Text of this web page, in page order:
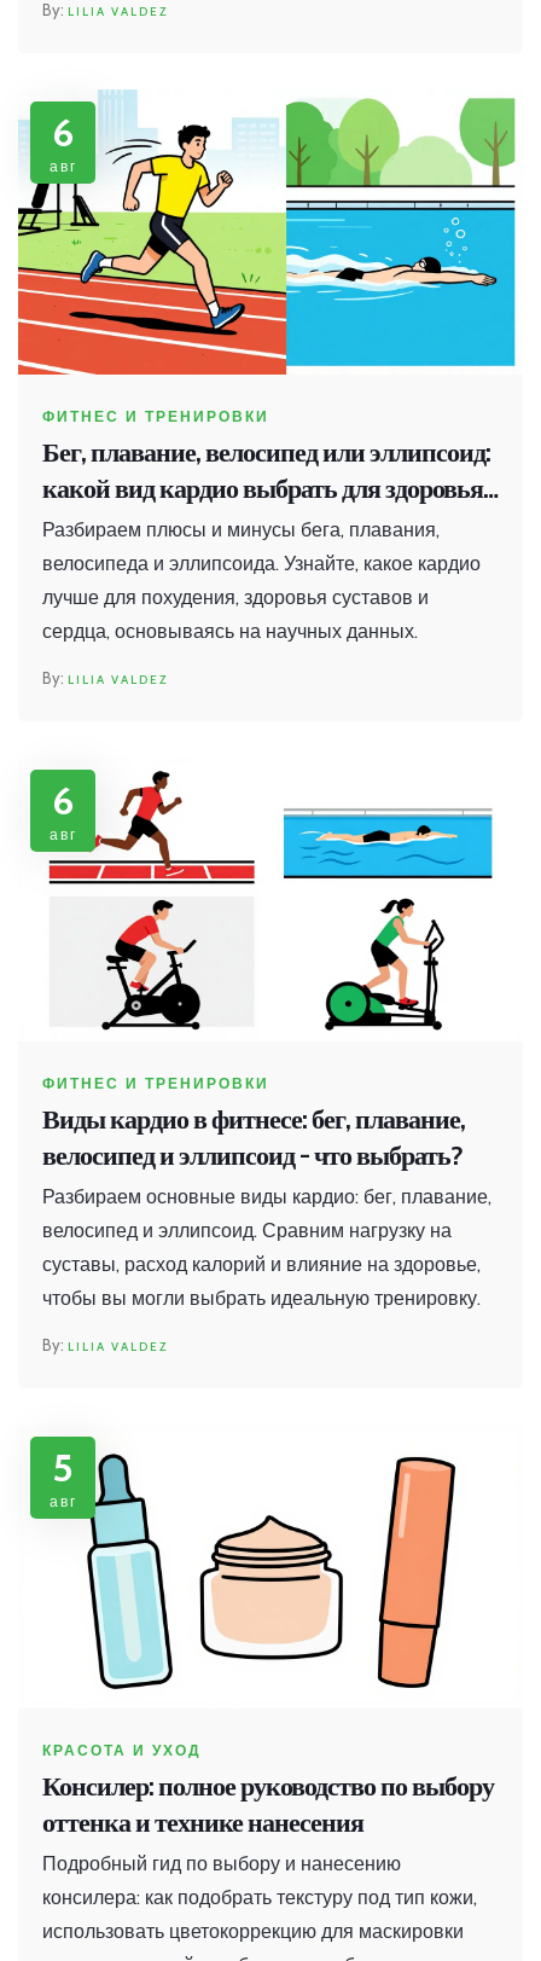
LILIA VALDEZ
6
авг
ФИТНЕС И ТРЕНИРОВКИ
Бег, плавание, велосипед или эллипсоид:
какой вид кардио выбрать для здоровья
и похудения
Разбираем плюсы и минусы бега, плавания,
велосипеда и эллипсоида. Узнайте, какое кардио
лучше для похудения, здоровья суставов и
сердца, основываясь на научных данных.
LILIA VALDEZ
6
авг
ФИТНЕС И ТРЕНИРОВКИ
Виды кардио в фитнесе: бег, плавание,
велосипед и эллипсоид - что выбрать?
Разбираем основные виды кардио: бег, плавание,
велосипед и эллипсоид. Сравним нагрузку на
суставы, расход калорий и влияние на здоровье,
чтобы вы могли выбрать идеальную тренировку.
LILIA VALDEZ
5
авг
КРАСОТА И УХОД
Консилер: полное руководство по выбору
оттенка и технике нанесения
Подробный гид по выбору и нанесению
консилера: как подобрать текстуру под тип кожи,
использовать цветокоррекцию для маскировки